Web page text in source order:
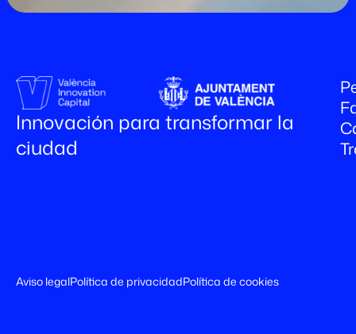
Innovación para transformar la
ciudad
Aviso legalPolítica de privacidadPolítica de cookies